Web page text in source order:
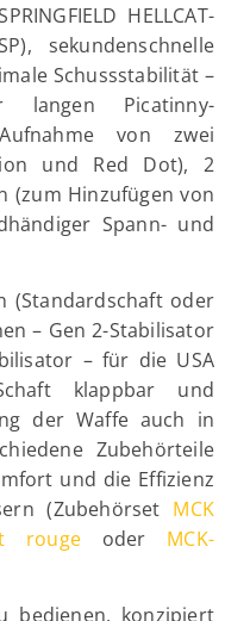
HELLCAT-
sekundenschnelle
Schussstabilität –
langen Picatinny-
von zwei
und Red Dot), 2
(zum Hinzufügen von
Spann- und
(Standardschaft oder
– Gen 2-Stabilisator
– für die USA
klappbar und
der Waffe auch in
Zubehörteile
und die Effizienz
(Zubehörset MCK
rouge oder MCK-
bedienen, konzipiert